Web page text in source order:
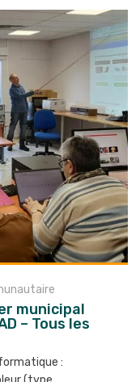
municipal
– Tous les
: